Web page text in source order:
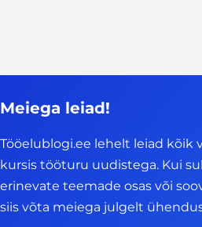
Meiega leiad!
Tööelublogi.ee lehelt leiad kõik
kursis tööturu uudistega. Kui
erinevate teemade osas või
siis võta meiega julgelt